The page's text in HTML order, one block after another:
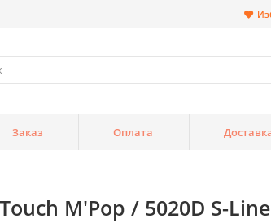
Заказ Оплата
M'Pop / 5020D S-